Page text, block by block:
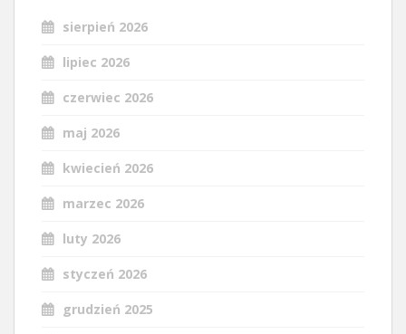
sierpień 2026
lipiec 2026
czerwiec 2026
maj 2026
kwiecień 2026
marzec 2026
luty 2026
styczeń 2026
grudzień 2025